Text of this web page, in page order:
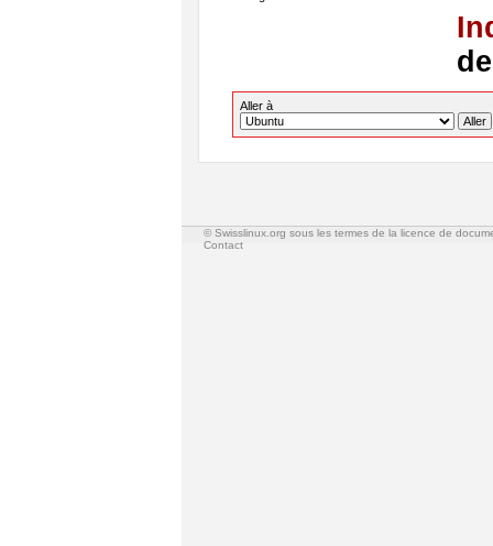
Aller à
© Swisslinux.org sous les termes de la licence de
Contact